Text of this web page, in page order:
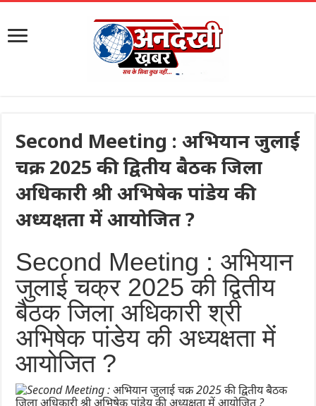
Second Meeting : अभियान जुलाई
चक्र 2025 की द्वितीय बैठक जिला
अधिकारी श्री अभिषेक पांडेय की
अध्यक्षता में आयोजित ?
Second Meeting : अभियान
जुलाई चक्र 2025 की द्वितीय
बैठक जिला अधिकारी श्री
अभिषेक पांडेय की अध्यक्षता में
आयोजित ?